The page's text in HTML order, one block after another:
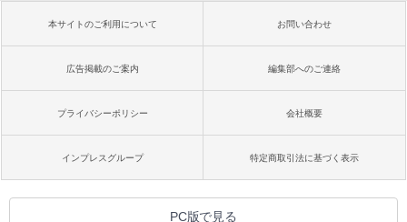
本サイトのご利用について お問い合わせ
広告掲載のご案内 編集部へのご連絡
プライバシーポリシー 会社概要
インプレスグループ 特定商取引法に基づく表示
PC版で見る